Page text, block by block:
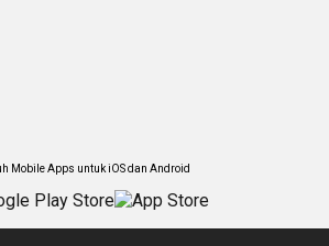
Mobile Apps untuk iOS dan Android